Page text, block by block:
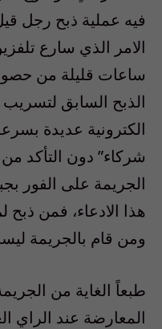
فيه عملية ذبح رجل
الامر الذي سارع
ساعات قليلة من
الذبح السابق لتسريب
الكترونية عديدة
شركاء” دون التأكد
الجريمة على الفور
هذا الادعاء، فمن
ومن قام بالجريمة
طبعاً الغاية من
المعارضة عند الراي